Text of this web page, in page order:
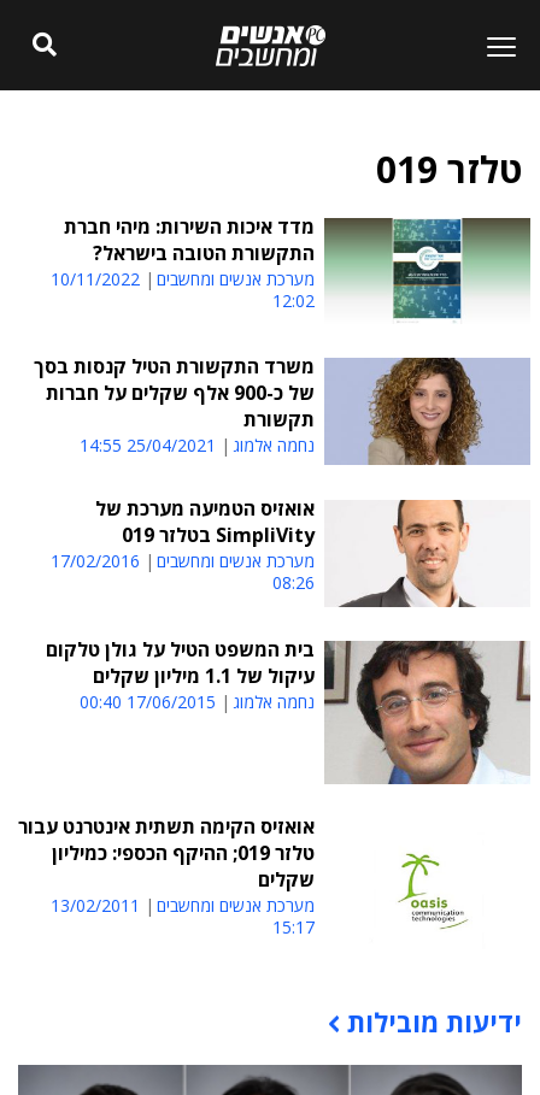
טלזר 019
מדד איכות השירות: מיהי חברת
התקשורת הטובה בישראל?
מערכת אנשים ומחשבים
10/11/2022
12:02
משרד התקשורת הטיל קנסות בסך
של כ-900 אלף שקלים על חברות
תקשורת
נחמה אלמוג 25/04/2021 14:55
אואזיס הטמיעה מערכת של
SimpliVity בטלזר 019
מערכת אנשים ומחשבים
17/02/2016
08:26
בית המשפט הטיל על גולן טלקום
עיקול של 1.1 מיליון שקלים
נחמה אלמוג 17/06/2015 00:40
אואזיס הקימה תשתית אינטרנט עבור
טלזר 019; ההיקף הכספי: כמיליון
שקלים
מערכת אנשים ומחשבים
13/02/2011
15:17
תוכן פרסומי
ידיעות מובילות